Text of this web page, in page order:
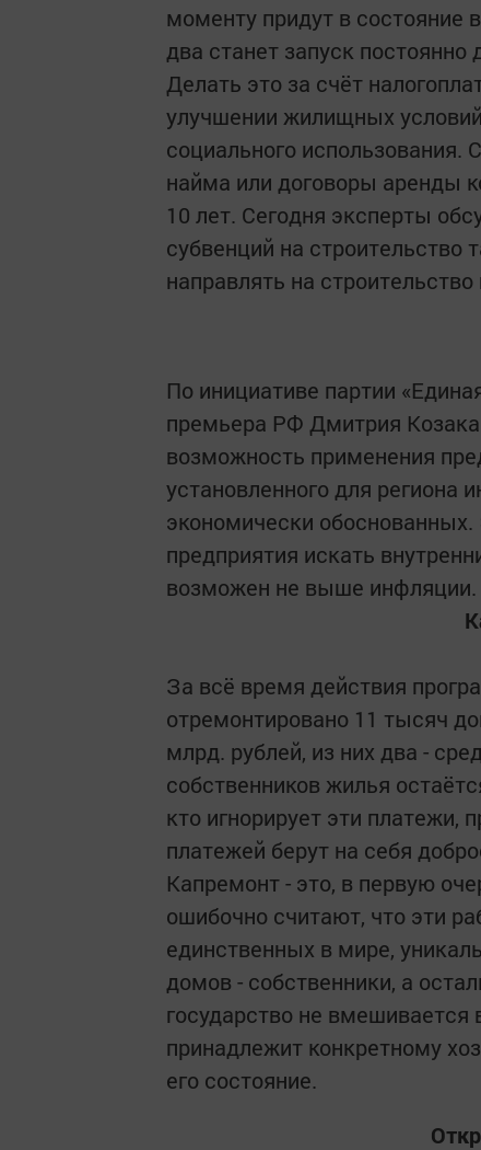
моменту придут в состояние
два станет запуск
Делать это за счёт
улучшении жилищных
социального использования.
найма или договоры аренды
10 лет. Сегодня эксперты
субвенций на строительство
направлять на
По инициативе партии
премьера РФ Дмитрия
возможность применения
установленного для региона
экономически
предприятия искать
возможен не выше инфляции.
За всё время действия
отремонтировано 11 тысяч
млрд. рублей, из них два -
собственников жилья
кто игнорирует эти
платежей берут на себя
Капремонт - это, в первую
ошибочно считают, что эти
единственных в мире,
домов - собственники, а
государство не
принадлежит конкретному
его состояние.